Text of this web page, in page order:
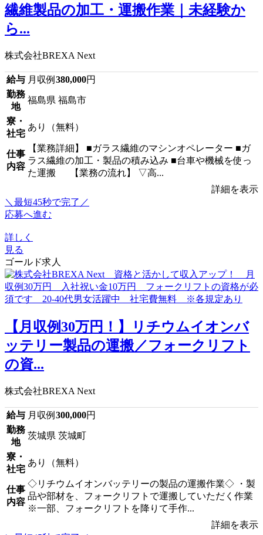
繊維製品の加工・運搬作業｜未経験か
ら...
株式会社BREXA Next
給与 月収例 380,000円
勤務
地
福島県 福島市
寮・
社宅
あり（無料）
仕事
内容
【業務詳細】 ■ガラス繊維のマシンオペレーター ■ガ
ラス繊維の加工・製品の積み込み ■台車や機械を使っ
た運搬 【業務の流れ】 ▽高...
詳細を表示
＼最短45秒で完了／
応募へ進む
詳しく
見る
ゴールド求人
【月収例30万円！】リチウムイオンバ
ッテリー製品の運搬／フォークリフト
の資...
株式会社BREXA Next
給与 月収例 300,000円
勤務
地
茨城県 茨城町
寮・
社宅
あり（無料）
仕事
内容
◇リチウムイオンバッテリーの製品の運搬作業◇ ・製
品や部材を、フォークリフトで運搬していただく作業
※一部、フォークリフトを降りて手作...
詳細を表示